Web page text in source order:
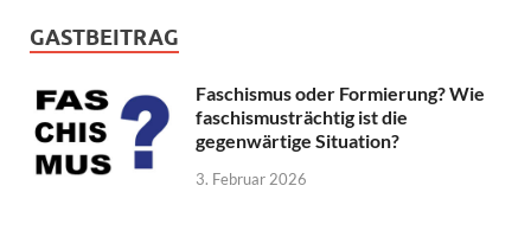
GASTBEITRAG
Faschismus oder Formierung? Wie
faschismusträchtig ist die
gegenwärtige Situation?
3. Februar 2026